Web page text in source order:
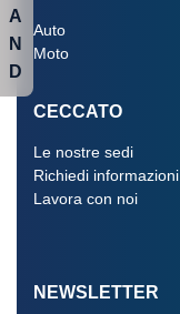
Auto
Moto
CECCATO
Le nostre sedi
Richiedi informazioni
Lavora con noi
NEWSLETTER
A
N
D